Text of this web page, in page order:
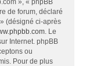
», « phpBB
de forum, déclaré
» (désigné ci-après
. Le
Internet. phpBB
ou
Pour de plus